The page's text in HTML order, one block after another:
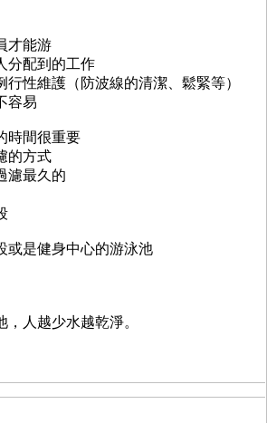
才能游
分配到的工作
性維護（防波線的清潔、鬆緊等）
容易
時間很重要
的方式
濾最久的
或是健身中心的游泳池
人越少水越乾淨。